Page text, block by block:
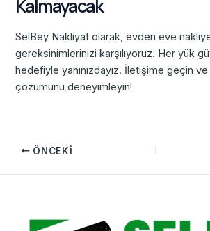
Kalmayacak
SelBey Nakliyat olarak, evden eve
gereksinimlerinizi karşılıyoruz. Her yük
hedefiyle yanınızdayız. İletişime geçin
çözümünü deneyimleyin!
ÖNCEKI